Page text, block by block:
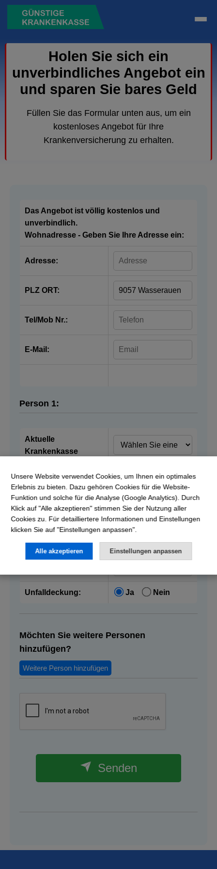
Holen Sie sich ein
unverbindliches Angebot ein
und sparen Sie bares Geld
Füllen Sie das Formular unten aus, um ein
kostenloses Angebot für Ihre
Krankenversicherung zu erhalten.
Das Angebot ist völlig kostenlos und
unverbindlich.
Wohnadresse - Geben Sie Ihre Adresse ein:
Adresse:
PLZ ORT:
Tel/Mob Nr.:
E-Mail:
Person 1:
Aktuelle
Krankenkasse
Vorname:
Nachname:
Unfalldeckung: Ja Nein
Möchten Sie weitere Personen
hinzufügen?
Weitere Person hinzufügen
Senden
Unsere Website verwendet Cookies, um Ihnen ein optimales
Erlebnis zu bieten. Dazu gehören Cookies für die Website-
Funktion und solche für die Analyse (Google Analytics). Durch
Klick auf "Alle akzeptieren" stimmen Sie der Nutzung aller
Cookies zu. Für detailliertere Informationen und Einstellungen
klicken Sie auf "Einstellungen anpassen".
Alle akzeptieren Einstellungen anpassen